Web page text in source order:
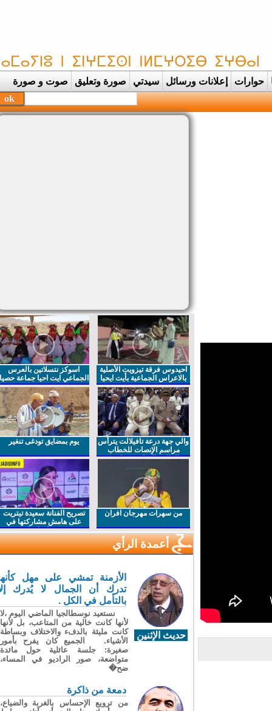
حوارات إعلانات ورسائل سيدتي صورة وتعليق صوت و صورة
احيدوس فرقة تيزويت الأصلية
بالاعراس الجماعية بأيت ايحيا
اسوكز نتسلاتين بالعرس
الجماعي ايت احيا جماعة حصيا
والي جهة درعة تافيلالت يترأس
مراسم الإنصات للخطاب
الملكي السامي بمناسبة
يوم بمضايق تودغى تنغير
من سهرات مهرجان افران
تصريح الفنانة سعيدة تيتريت
على هامش مشاركتها في
مهرجان افران
أعمدة الرأي
حديث الإثنين
الأزمنة تمشي على مهل كأنها
تدرك أن الجمال لا يُدرك إلا
بالتأمل في الكل .
نستعيد نوسطالجيا الماضي اليوم ،لا
لأنها كانت خالية من المتاعب، بل لأنها
كانت مليئة بالدفء والاختلاف وبساطة
الأشياء. الجميع كان يفرح بأمور
صغيرة: جلسة عائلية حول مائدة
متواضعة، صور الراديو في المساء،
ضح�
دمعة من ذاكرة
من ترويع الإحساس بالغربة والضياع،